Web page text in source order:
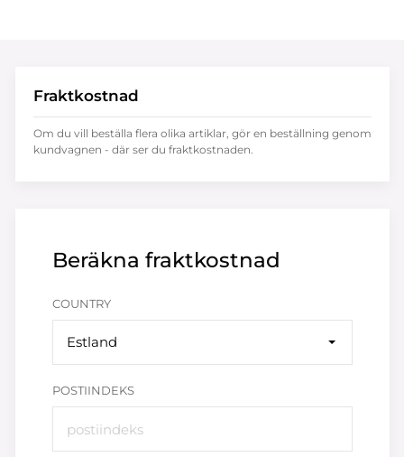
Beräkna fraktkostnad
COUNTRY
Estland
POSTIINDEKS
Fraktkostnad
Om du vill beställa flera olika artiklar, gör en beställning genom
kundvagnen - där ser du fraktkostnaden.